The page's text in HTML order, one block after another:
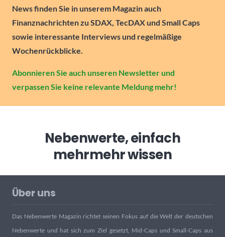
News finden Sie in unserem Magazin auch
Finanznachrichten zu SDAX, TecDAX und Small Caps
sowie interessante Interviews und regelmäßige
Wochenrückblicke.
Abonnieren Sie auch unseren Newsletter und
verpassen Sie keine relevante Meldung mehr!
Nebenwerte, einfach
mehrmehr wissen
Über uns
Das Nebenwerte Magazin richtet seinen Fokus auf die Welt der deutschen
Nebenwerte und hat sich zum Ziel gesetzt, Mid-Caps und Small-Caps aus